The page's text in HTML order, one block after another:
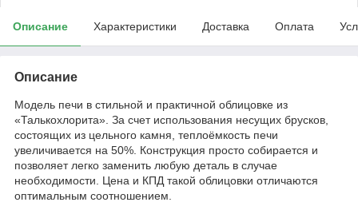
Описание Характеристики Доставка Оплата
Описание
Модель печи в стильной и практичной облицовке из
«Талькохлорита». За счет использования несущих брусков,
состоящих из цельного камня, теплоёмкость печи
увеличивается на 50%. Конструкция просто собирается и
позволяет легко заменить любую деталь в случае
необходимости. Цена и КПД такой облицовки отличаются
оптимальным соотношением.